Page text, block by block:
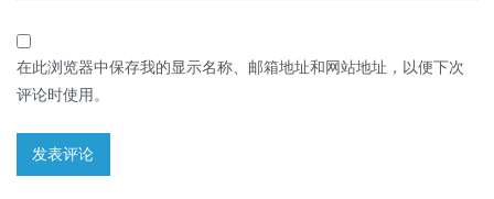
在此浏览器中保存我的显示名称、邮箱地址和网站地址，以便下次
评论时使用。